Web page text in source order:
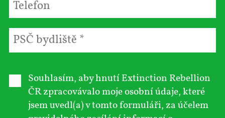
Souhlasím, aby hnutí Extinction Rebellion
ČR zpracovávalo moje osobní údaje, které
jsem uvedl(a) v tomto formuláři, za účelem